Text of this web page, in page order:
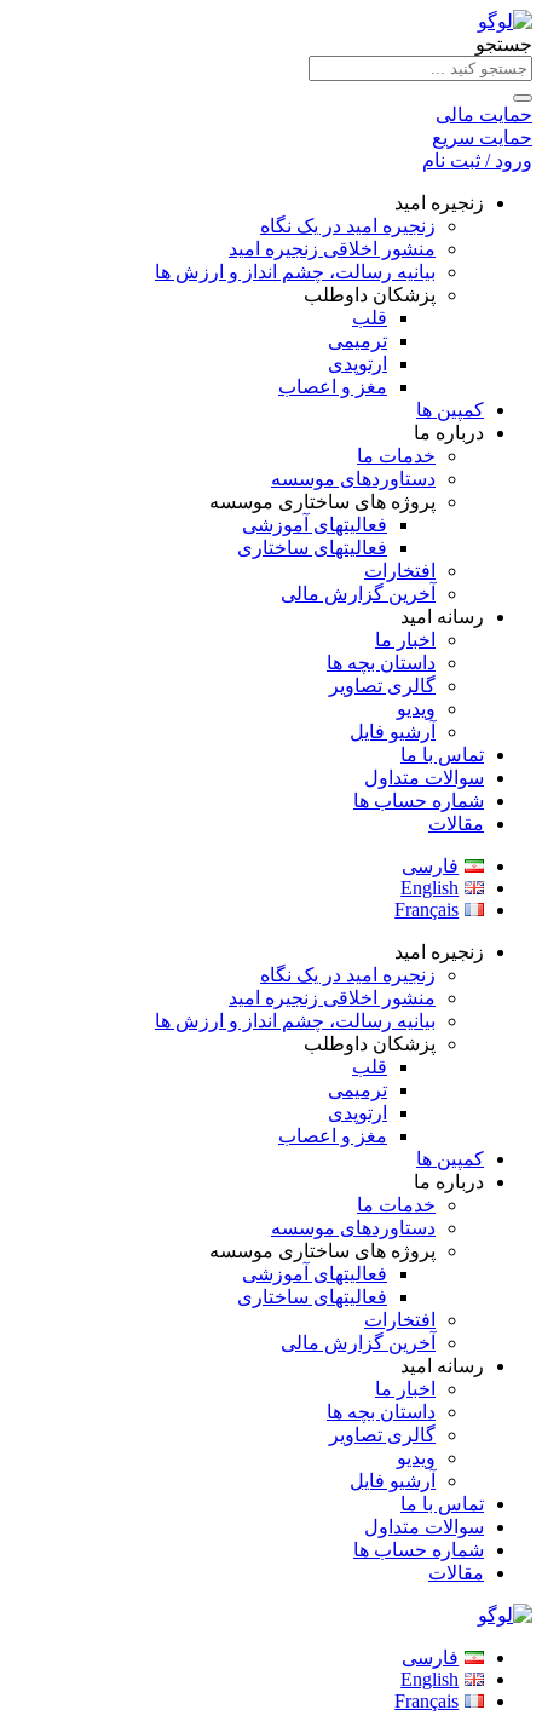
جستجو
حمایت مالی
حمایت سریع
ورود / ثبت نام
زنجیره امید
زنجیره امید در یک نگاه
منشور اخلاقی زنجیره امید
بیانیه رسالت، چشم انداز و ارزش ها
پزشکان داوطلب
قلب
ترمیمی
ارتوپدی
مغز و اعصاب
کمپین ها
درباره ما
خدمات ما
دستاوردهای موسسه
پروژه های ساختاری موسسه
فعالیتهای آموزشی
فعالیتهای ساختاری
افتخارات
آخرین گزارش مالی
رسانه امید
اخبار ما
داستان بچه ها
گالری تصاویر
ویدیو
آرشیو فایل
تماس با ما
سوالات متداول
شماره حساب ها
مقالات
فارسی
English
Français
زنجیره امید
زنجیره امید در یک نگاه
منشور اخلاقی زنجیره امید
بیانیه رسالت، چشم انداز و ارزش ها
پزشکان داوطلب
قلب
ترمیمی
ارتوپدی
مغز و اعصاب
کمپین ها
درباره ما
خدمات ما
دستاوردهای موسسه
پروژه های ساختاری موسسه
فعالیتهای آموزشی
فعالیتهای ساختاری
افتخارات
آخرین گزارش مالی
رسانه امید
اخبار ما
داستان بچه ها
گالری تصاویر
ویدیو
آرشیو فایل
تماس با ما
سوالات متداول
شماره حساب ها
مقالات
فارسی
English
Français